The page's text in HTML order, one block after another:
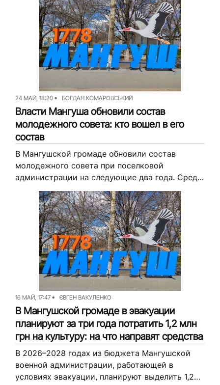
Мангуша. Об этом стало...
24 МАЙ, 18:20 БОГДАН КОМАРОВСЬКИЙ
Власти Мангуша обновили состав
молодежного совета: кто вошел в его
состав
В Мангушской громаде обновили состав
молодежного совета при поселковой
администрации на следующие два года. Среди
них есть как школьники, так и представители
общественности и педагоги, а также ветеран
российско-украинской войны....
16 МАЙ, 17:47 ЄВГЕН ВАКУЛЕНКО
В Мангушской громаде в эвакуации
планируют за три года потратить 1,2 млн
грн на культуру: на что направят средства
В 2026–2028 годах из бюджета Мангушской
военной администрации, работающей в
условиях эвакуации, планируют выделить 1,2